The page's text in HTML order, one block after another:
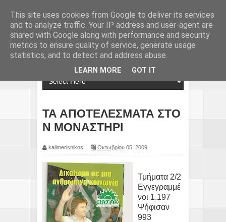
ΤΑ ΑΠΟΤΕΛΕΣΜΑΤΑ ΣΤΟ
Ν ΜΟΝΑΣΤΗΡΙ
kalimerisnikos Οκτωβρίου 05, 2009
Τμήματα 2/2
Εγγεγραμμέ
νοι 1.197
Ψήφισαν
993
This site uses cookies from Google to deliver its services
and to analyze traffic. Your IP address and user-agent are
shared with Google along with performance and security
metrics to ensure quality of service, generate usage
statistics, and to detect and address abuse.
LEARN MORE GOT IT